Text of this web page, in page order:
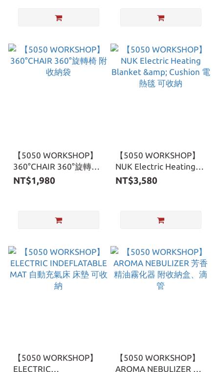
【5050 WORKSHOP】
360°CHAIR 360°旋轉椅
附收納袋
NT$1,980
【5050 WORKSHOP】
NUK Electric Heating
Blanket & Cushion 電熱
NT$3,580
【5050 WORKSHOP】
ELECTRIC
【5050 WORKSHOP】
AROMA NEBULIZER 芳